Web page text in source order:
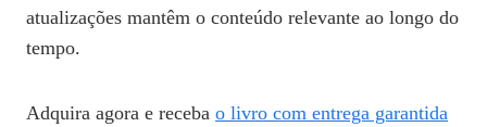
atualizações mantêm o conteúdo relevante ao longo do
tempo.
Adquira agora e receba o livro com entrega garantida